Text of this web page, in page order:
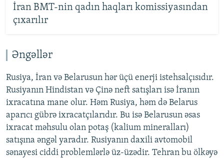
İran BMT-nin qadın haqları komissiyasından
çıxarılır
Əngəllər
Rusiya, İran və Belarusun hər üçü enerji istehsalçısıdır.
Rusiyanın Hindistan və Çinə neft satışları isə İranın
ixracatına mane olur. Həm Rusiya, həm də Belarus
aparıcı gübrə ixracatçılarıdır. Bu isə Belarusun əsas
ixracat məhsulu olan potaş (kalium mineralları)
satışına əngəl yaradır. Rusiyanın daxili avtomobil
sənayesi ciddi problemlərlə üz-üzədir. Tehran bu ölkəyə